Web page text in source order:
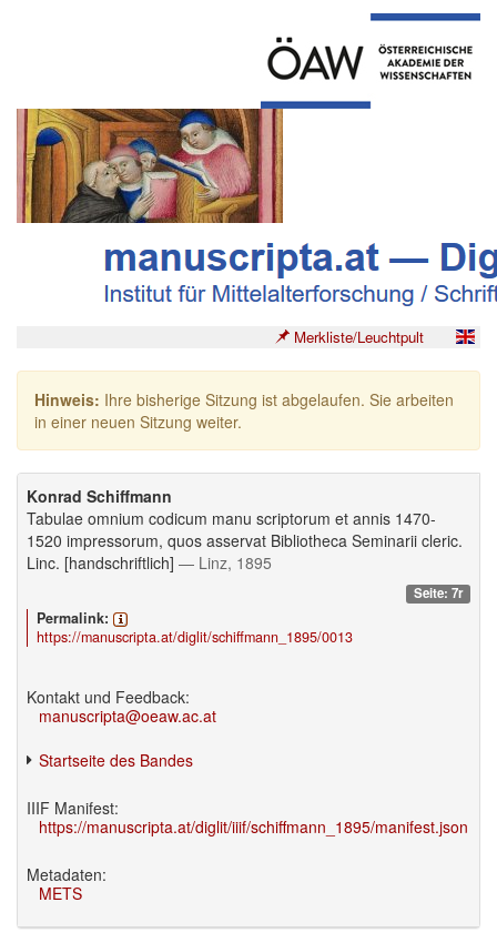
Merkliste/Leuchtpult
Hinweis: Ihre bisherige Sitzung ist abgelaufen. Sie arbeiten
in einer neuen Sitzung weiter.
Konrad Schiffmann
Tabulae omnium codicum manu scriptorum et annis 1470-
1520 impressorum, quos asservat Bibliotheca Seminarii cleric.
Linc. [handschriftlich] — Linz, 1895
Seite: 7r
Permalink:
https://manuscripta.at/diglit/schiffmann_1895/0013
Kontakt und Feedback:
manuscripta@oeaw.ac.at
Startseite des Bandes
IIIF Manifest:
https://manuscripta.at/diglit/iiif/schiffmann_1895/manifest.json
Metadaten:
METS